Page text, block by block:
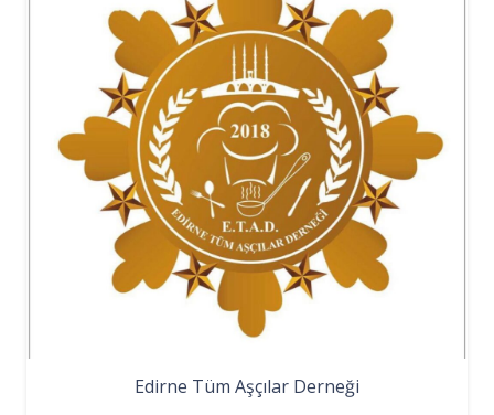
Edirne Tüm Aşçılar Derneği